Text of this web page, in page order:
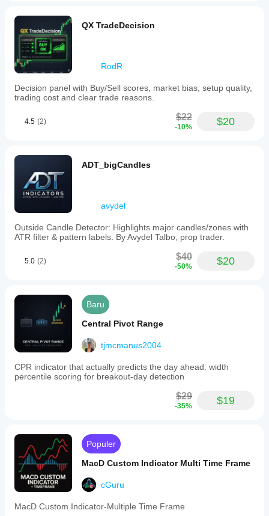
QX TradeDecision
RodR
Decision panel with Buy/Sell scores, market bias, setup quality,
trading cost and clear trade reasons.
4.5 (2) $22
-10% $20
ADT_bigCandles
avydel
Outside Candle Detector: Highlights major candles/zones with
ATR filter & pattern labels. By Avydel Talbo, prop trader.
5.0 (2) $40
-50% $20
Baru
Central Pivot Range
tjmcmanus2004
CPR indicator that actually predicts the day ahead: width
percentile scoring for breakout-day detection
$29
-35% $19
Populer
MacD Custom Indicator Multi Time Frame
cGuru
MacD Custom Indicator-Multiple Time Frame